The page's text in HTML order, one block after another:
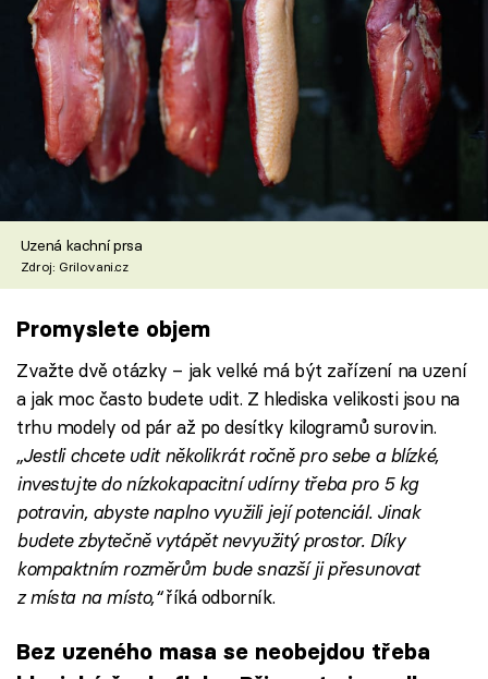
Uzená kachní prsa
Zdroj: Grilovani.cz
Promyslete objem
Zvažte dvě otázky – jak velké má být zařízení na uzení
a jak moc často budete udit. Z hlediska velikosti jsou na
trhu modely od pár až po desítky kilogramů surovin.
„Jestli chcete udit několikrát ročně pro sebe a blízké,
investujte do nízkokapacitní udírny třeba pro 5 kg
potravin, abyste naplno využili její potenciál. Jinak
budete zbytečně vytápět nevyužitý prostor. Díky
kompaktním rozměrům bude snazší ji přesunovat
z místa na místo,“říká odborník.
Bez uzeného masa se neobejdou třeba